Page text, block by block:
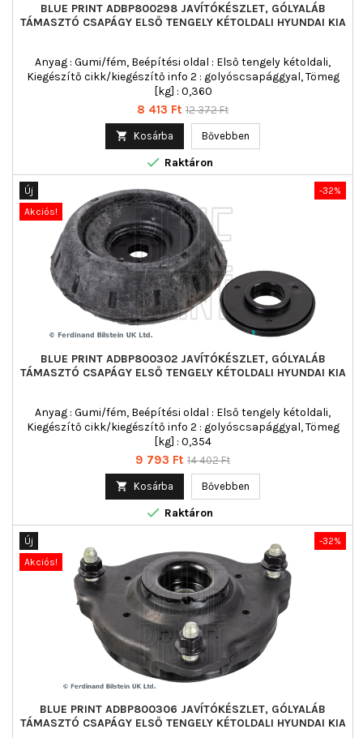
BLUE PRINT ADBP800298 JAVÍTÓKÉSZLET, GÓLYALÁB
TÁMASZTÓ CSAPÁGY ELSŐ TENGELY KÉTOLDALI HYUNDAI KIA
Anyag : Gumi/fém, Beépítési oldal : Első tengely kétoldali,
Kiegészítő cikk/kiegészítő info 2 : golyóscsapággyal, Tömeg
[kg] : 0,360
Ár
8 413 Ft Normál
12 372 Ft
 Kosárba Bővebben
 Raktáron
-32%
Új
Akciós!
BLUE PRINT ADBP800302 JAVÍTÓKÉSZLET, GÓLYALÁB
TÁMASZTÓ CSAPÁGY ELSŐ TENGELY KÉTOLDALI HYUNDAI KIA
Anyag : Gumi/fém, Beépítési oldal : Első tengely kétoldali,
Kiegészítő cikk/kiegészítő info 2 : golyóscsapággyal, Tömeg
[kg] : 0,354
Ár
9 793 Ft Normál
14 402 Ft
 Kosárba Bővebben
 Raktáron
-32%
Új
Akciós!
BLUE PRINT ADBP800306 JAVÍTÓKÉSZLET, GÓLYALÁB
TÁMASZTÓ CSAPÁGY ELSŐ TENGELY KÉTOLDALI HYUNDAI KIA